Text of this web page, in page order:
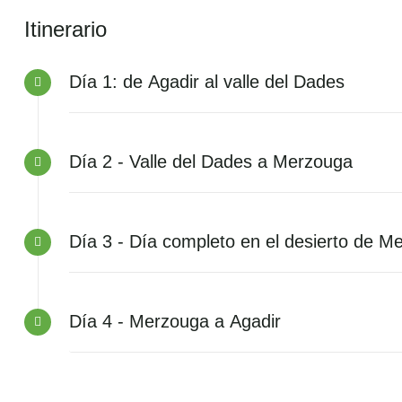
Itinerario
Día 1: de Agadir al valle del Dades
Día 2 - Valle del Dades a Merzouga
Día 3 - Día completo en el desierto de
Día 4 - Merzouga a Agadir